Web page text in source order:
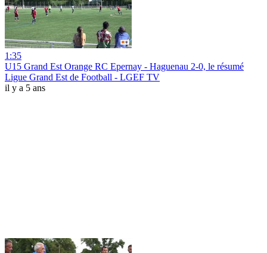
1:35
U15 Grand Est Orange RC Epernay - Haguenau 2-0, le résumé
Ligue Grand Est de Football - LGEF TV
il y a 5 ans